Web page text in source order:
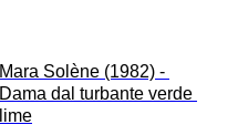
Mara Solène (1982) -
Dama dal turbante verde
lime